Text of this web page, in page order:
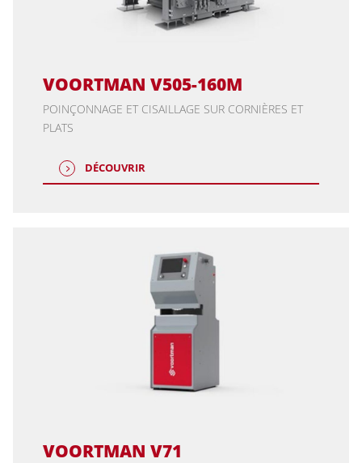
VOORTMAN V505-160M
POINÇONNAGE ET CISAILLAGE SUR CORNIÈRES ET
PLATS
DÉCOUVRIR
VOORTMAN V71